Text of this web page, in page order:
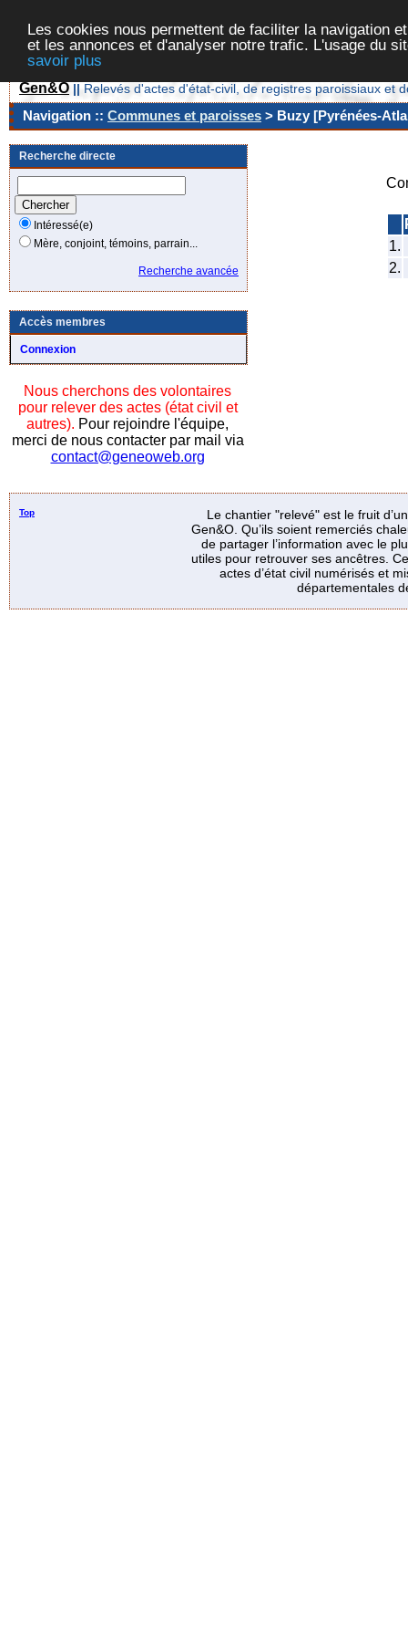
Les cookies nous permettent de faciliter la navigation
et les annonces et d'analyser notre trafic. L'usage du
savoir plus
Gen&O || Relevés d'actes d'état-civil, de registres paroissiaux et
Navigation :: Communes et paroisses > Buzy [Pyrénées-
Recherche directe
Intéressé(e)
Mère, conjoint, témoins, parrain...
Recherche avancée
Accès membres
Connexion
Nous cherchons des volontaires
pour relever des actes (état civil et
autres). Pour rejoindre l'équipe,
merci de nous contacter par mail via
contact@geneoweb.org
1.
2.
Top
Le chantier "relevé" est le fruit
Gen&O. Qu’ils soient remerciés
de partager l’information avec le
utiles pour retrouver ses ancêtres.
actes d’état civil numérisés et
départementales